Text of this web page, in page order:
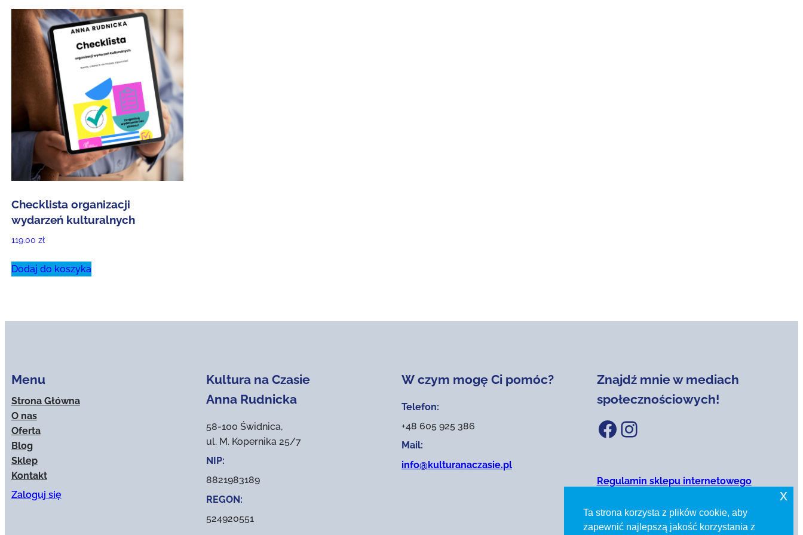
Checklista organizacji
wydarzeń kulturalnych
119.00 zł
Dodaj do koszyka
Menu
Strona Główna
O nas
Oferta
Blog
Sklep
Kontakt
Zaloguj się
Kultura na Czasie
Anna Rudnicka
58-100 Świdnica,
ul. M. Kopernika 25/7
NIP:
8821983189
REGON:
524920551
W czym mogę Ci pomóc?
Telefon:
+48 605 925 386
Mail:
info@kulturanaczasie.pl
Znajdź mnie w mediach
społecznościowych!
Facebook Instagram
Regulamin sklepu internetowego
Ta strona korzysta z plików cookie, aby
zapewnić najlepszą jakość korzystania z
x